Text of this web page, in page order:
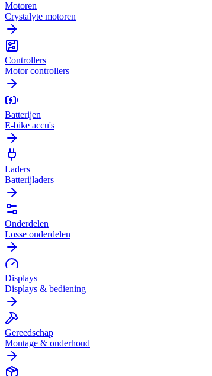
Motoren
Crystalyte motoren
Controllers
Motor controllers
Batterijen
E-bike accu's
Laders
Batterijladers
Onderdelen
Losse onderdelen
Displays
Displays & bediening
Gereedschap
Montage & onderhoud